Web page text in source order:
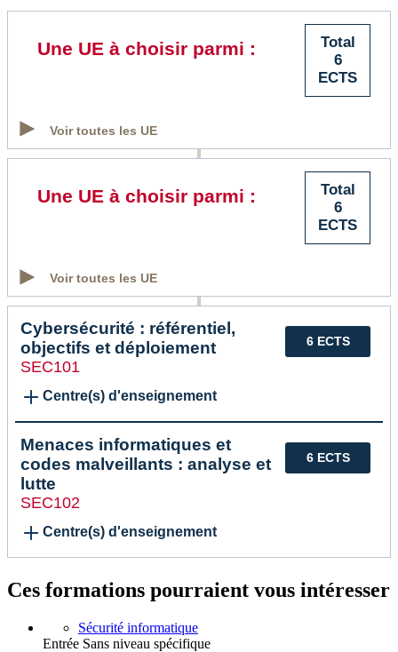
Total
6
ECTS
Une UE à choisir parmi :
Voir toutes les UE
Total
6
ECTS
Une UE à choisir parmi :
Voir toutes les UE
6 ECTS
Cybersécurité : référentiel,
objectifs et déploiement
SEC101
Centre(s) d'enseignement
6 ECTS
Menaces informatiques et
codes malveillants : analyse et
lutte
SEC102
Centre(s) d'enseignement
Ces formations pourraient vous intéresser
Sécurité informatique
Entrée Sans niveau spécifique